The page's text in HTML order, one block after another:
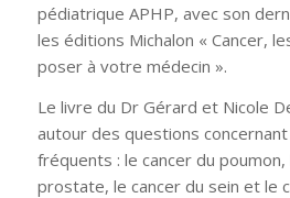
pédiatrique APHP, avec son
les éditions Michalon « Cancer,
poser à votre médecin ».
Le livre du Dr Gérard et Nicole
autour des questions
fréquents : le cancer du poumon,
prostate, le cancer du sein et le